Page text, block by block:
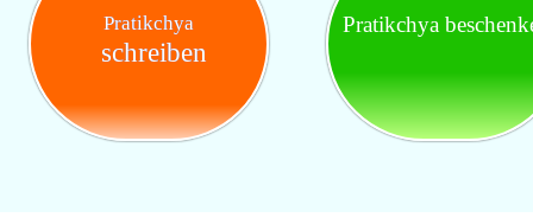
Pratikchya
schreiben
Pratikchya